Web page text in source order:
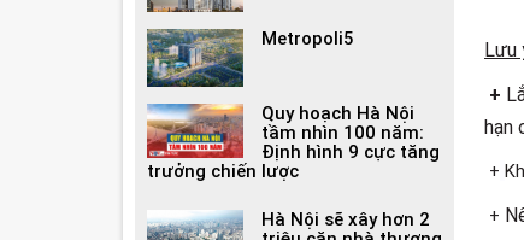
Lưu
+
hạn
+
+
Metropoli5
Quy hoạch Hà Nội
tầm nhìn 100 năm:
Định hình 9 cực tăng
trưởng chiến lược
Hà Nội sẽ xây hơn 2